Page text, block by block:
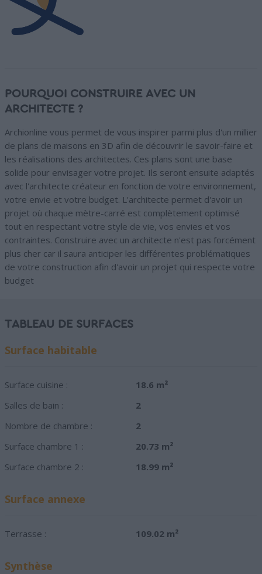
POURQUOI CONSTRUIRE AVEC UN
ARCHITECTE ?
Archionline vous permet de vous inspirer parmi plus d'un millier
de plans de maisons en 3D afin de découvrir le savoir-faire et
les réalisations des architectes. Ces plans sont une base
solide pour envisager votre projet. Ils seront ensuite adaptés
avec l'architecte créateur en fonction de votre environnement,
votre envie et votre budget. L'architecte permet d'avoir un
projet où chaque mètre-carré est complètement optimisé
tout en respectant votre style de vie, vos envies et vos
contraintes. Construire avec un architecte n'est pas forcément
plus cher car il saura anticiper les différentes problématiques
de votre construction afin d'avoir un projet qui respecte votre
budget
TABLEAU DE SURFACES
Surface habitable
Surface cuisine :
18.6 m²
Salles de bain :
2
Nombre de chambre :
2
Surface chambre 1 :
20.73 m²
Surface chambre 2 :
18.99 m²
Surface annexe
Terrasse : 109.02 m²
Synthèse